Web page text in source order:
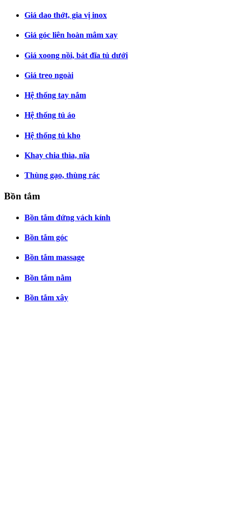
Giá dao thớt, gia vị inox
Giá góc liên hoàn mâm xay
Giá xoong nồi, bát đĩa tủ dưới
Giá treo ngoài
Hệ thống tay nắm
Hệ thống tủ áo
Hệ thống tủ kho
Khay chia thìa, nĩa
Thùng gạo, thùng rác
Bồn tắm
Bồn tắm đứng vách kính
Bồn tắm góc
Bồn tắm massage
Bồn tắm nằm
Bồn tắm xây